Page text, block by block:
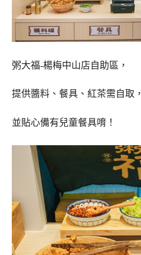
粥大福-楊梅中山店自助區，
提供醬料、餐具、紅茶需自取，
並貼心備有兒童餐具唷！